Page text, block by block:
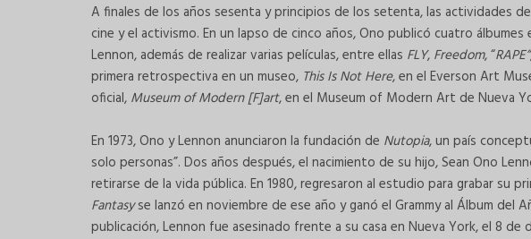
A finales de los años sesenta y principios de los setenta, las actividades
cine y el activismo. En un lapso de cinco años, Ono publicó cuatro
Lennon, además de realizar varias películas, entre ellas FLY, Freedom, “RAPE”
primera retrospectiva en un museo, This Is Not Here, en el Everson Art
oficial, Museum of Modern [F]art, en el Museum of Modern Art de Nueva
En 1973, Ono y Lennon anunciaron la fundación de Nutopia, un país
solo personas”. Dos años después, el nacimiento de su hijo, Sean Ono
retirarse de la vida pública. En 1980, regresaron al estudio para grabar su
Fantasyse lanzó en noviembre de ese año y ganó el Grammy al Álbum del
publicación, Lennon fue asesinado frente a su casa en Nueva York, el 8 de